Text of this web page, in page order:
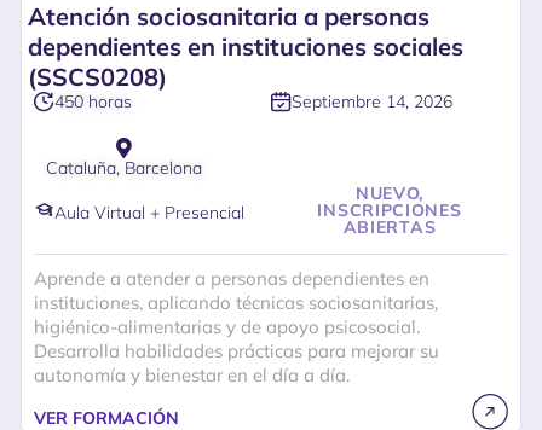
Atención sociosanitaria a personas
dependientes en instituciones sociales
(SSCS0208)
450 horas Septiembre 14, 2026
Cataluña, Barcelona
Aula Virtual + Presencial
NUEVO,
INSCRIPCIONES
ABIERTAS
Aprende a atender a personas dependientes en
instituciones, aplicando técnicas sociosanitarias,
higiénico-alimentarias y de apoyo psicosocial.
Desarrolla habilidades prácticas para mejorar su
autonomía y bienestar en el día a día.
VER FORMACIÓN